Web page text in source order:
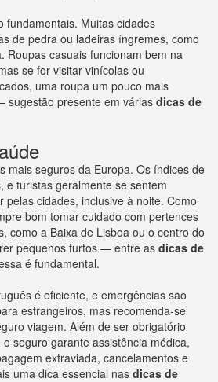
fundamentais. Muitas cidades
de pedra ou ladeiras íngremes, como
Roupas casuais funcionam bem na
se for visitar vinícolas ou
uma roupa um pouco mais
sugestão presente em várias dicas de
mais seguros da Europa. Os índices de
e turistas geralmente se sentem
pelas cidades, inclusive à noite. Como
bom tomar cuidado com pertences
como a Baixa de Lisboa ou o centro do
pequenos furtos — entre as dicas de
é fundamental.
é eficiente, e emergências são
estrangeiros, mas recomenda-se
viagem. Além de ser obrigatório
seguro garante assistência médica,
extraviada, cancelamentos e
uma dica essencial nas dicas de